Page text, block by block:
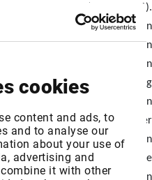
cookies
content and ads, to
and to analyse our
about your use of
advertising and
it with other
beginnen (Abbildung 1).
mit dem Team von
konzipiert. Für einen
ländlichen und städtischen
gewählt
(Abbildung
werden Verwerfungen
Rolle bei der Kontrolle der
können die magnetischen
Untertagebaus verifizieren. Alle
vor, und die entsprechenden